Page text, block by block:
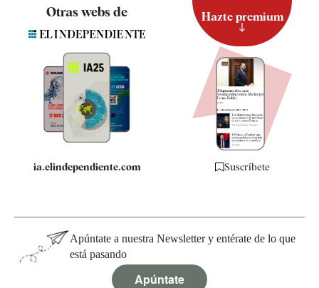
Quiénes somos
Especificaciones
Otras webs de
ia.elindependiente.com
Hazte premium
Suscríbete
Apúntate a nuestra Newsletter y entérate de lo que
está pasando
Apúntate